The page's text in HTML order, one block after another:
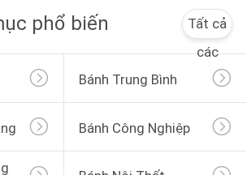
phổ biến
Tất cả
các
Bánh Trung Bình
Bánh Công Nghiệp